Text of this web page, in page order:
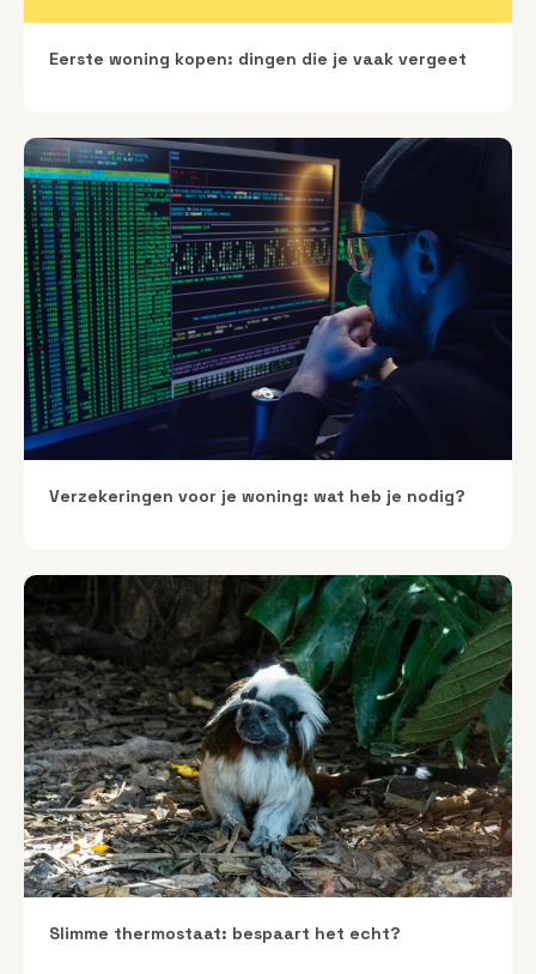
Eerste woning kopen: dingen die je vaak vergeet
Verzekeringen voor je woning: wat heb je nodig?
Slimme thermostaat: bespaart het echt?